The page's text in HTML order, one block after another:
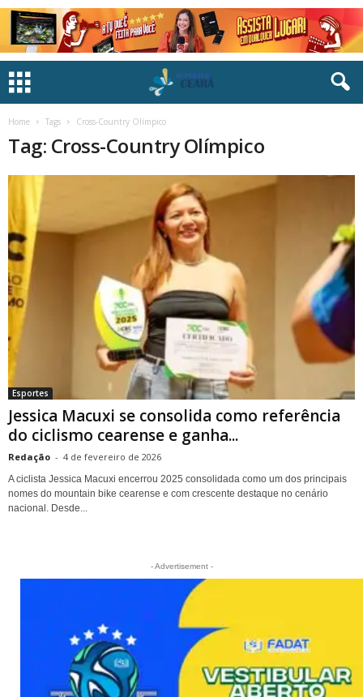
Home Tags Cross-Country Olímpico
Tag: Cross-Country Olímpico
Esportes
Jessica Macuxi se consolida como referência
do ciclismo cearense e ganha...
Redação - 4 de fevereiro de 2026
A ciclista Jessica Macuxi encerrou 2025 consolidada como um dos principais
nomes do mountain bike cearense e com crescente destaque no cenário
nacional. Desde...
- Advertisement -